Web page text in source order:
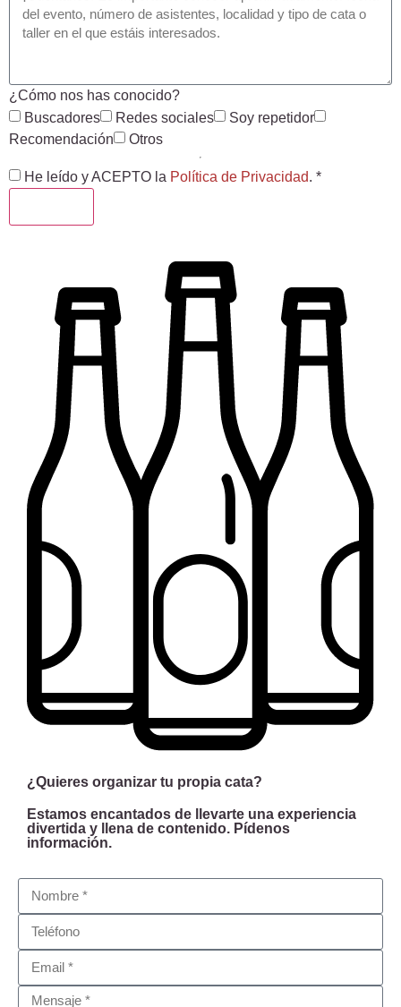
¿Cómo nos has conocido?
Buscadores
Redes sociales
Soy repetidor
Recomendación
Otros
He leído y ACEPTO la Política de Privacidad. *
¿Quieres organizar tu propia cata?
Estamos encantados de llevarte una experiencia
divertida y llena de contenido. Pídenos
información.